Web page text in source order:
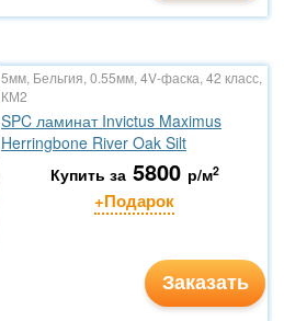
5мм, Бельгия, 0.55мм, 4V-фаска, 42 класс,
КМ2
SPC ламинат Invictus Maximus
Herringbone River Oak Silt
Купить за 5800 р/м2
+Подарок
Заказать